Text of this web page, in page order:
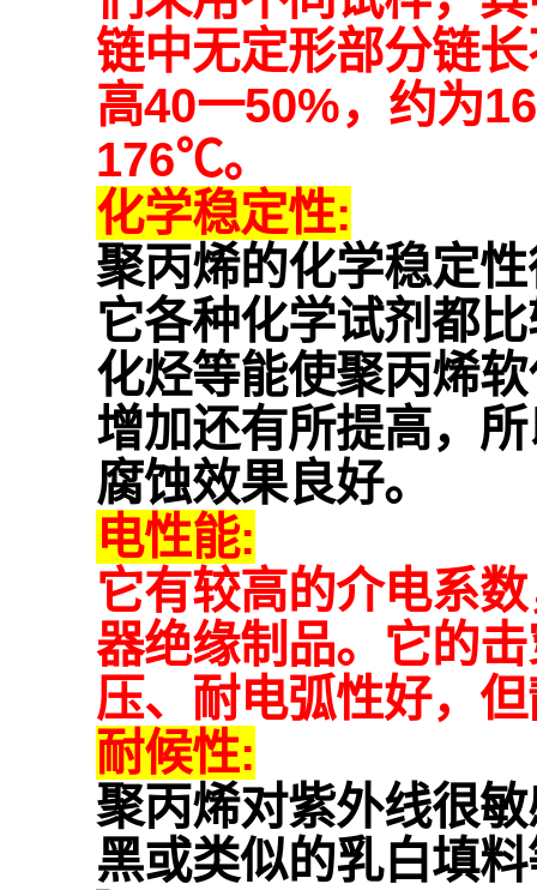
链中无定形部分链
高40一50%，约为
176℃。
化学稳定性:
聚丙烯的化学稳定
它各种化学试剂都
化烃等能使聚丙烯
增加还有所提高，
腐蚀效果良好。
电性能:
它有较高的介电系
器绝缘制品。它的
压、耐电弧性好，
耐候性:
聚丙烯对紫外线很
黑或类似的乳白填